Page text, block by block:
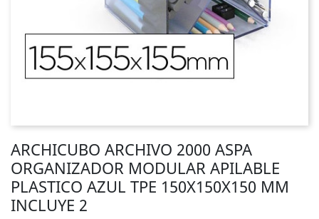
ARCHICUBO ARCHIVO 2000 ASPA
ORGANIZADOR MODULAR APILABLE
PLASTICO AZUL TPE 150X150X150 MM
INCLUYE 2